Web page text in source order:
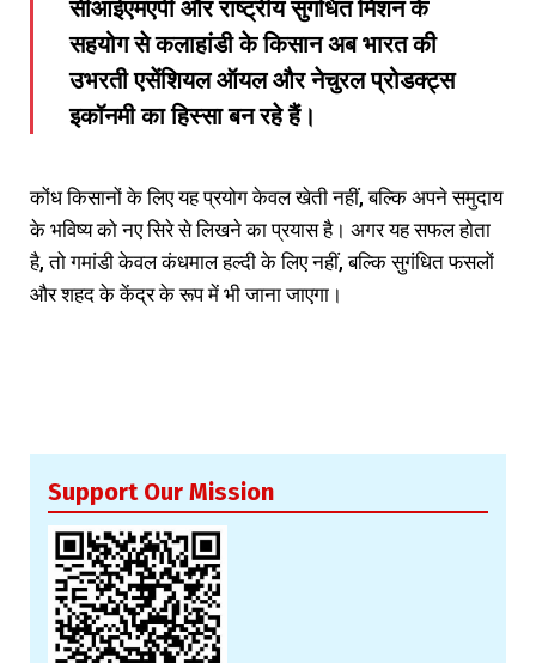
सीआईएमएपी और राष्ट्रीय सुगंधित मिशन के
सहयोग से कलाहांडी के किसान अब भारत की
उभरती एसेंशियल ऑयल और नेचुरल प्रोडक्ट्स
इकॉनमी का हिस्सा बन रहे हैं।
कोंध किसानों के लिए यह प्रयोग केवल खेती नहीं, बल्कि अपने समुदाय
के भविष्य को नए सिरे से लिखने का प्रयास है। अगर यह सफल होता
है, तो गमांडी केवल कंधमाल हल्दी के लिए नहीं, बल्कि सुगंधित फसलों
और शहद के केंद्र के रूप में भी जाना जाएगा।
Support Our Mission